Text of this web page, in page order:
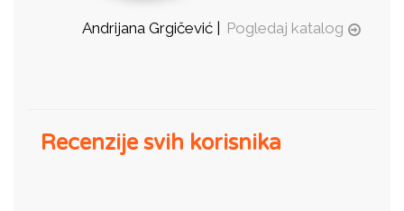
Andrijana Grgičević | Pogledaj katalog
Recenzije svih korisnika